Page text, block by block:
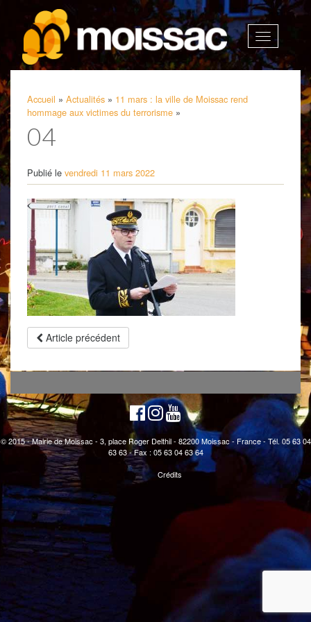
Afficher
la
Accueil » Actualités » 11 mars : la ville de Moissac rend
hommage aux victimes du terrorisme »
04
Publié le vendredi 11 mars 2022
Article précédent
© 2015 - Mairie de Moissac - 3, place Roger Delthil - 82200 Moissac - France - Tél. 05 63 04
63 63 - Fax : 05 63 04 63 64
Crédits